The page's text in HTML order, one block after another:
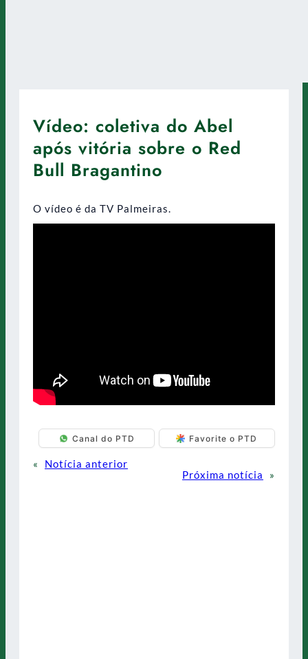
Vídeo: coletiva do Abel
após vitória sobre o Red
Bull Bragantino
O vídeo é da TV Palmeiras.
Canal do PTD Favorite o PTD
«
Notícia anterior
Próxima notícia
»